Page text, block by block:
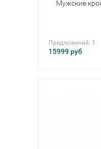
Мужские
Предложений: 1
15999руб